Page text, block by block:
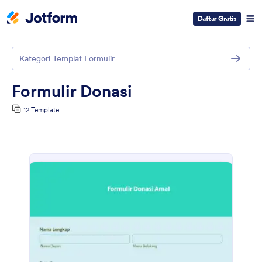
Daftar Gratis
Kategori Templat Formulir
Formulir Donasi
12 Template